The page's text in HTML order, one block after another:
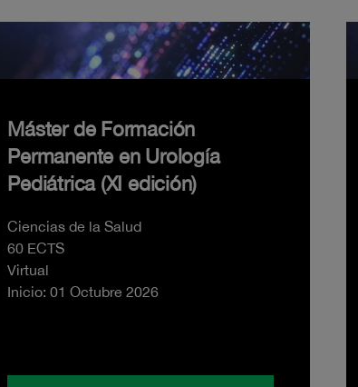
Máster de Formación
Permanente en Urología
Pediátrica (XI edición)
Ciencias de la Salud
60 ECTS
Virtual
Inicio: 01 Octubre 2026